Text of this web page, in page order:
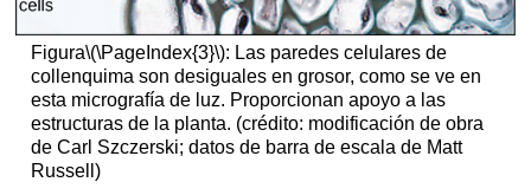
Figura\(\PageIndex{3}\): Las paredes celulares de
collenquima son desiguales en grosor, como se ve en
esta micrografía de luz. Proporcionan apoyo a las
estructuras de la planta. (crédito: modificación de obra
de Carl Szczerski; datos de barra de escala de Matt
Russell)